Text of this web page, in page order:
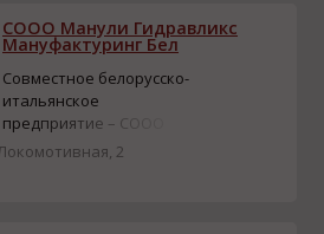
СООО Манули Гидравликс
Мануфактуринг Бел
Совместное белорусско-
итальянское
предприятие – СООО
«Манули Гидравликс
2